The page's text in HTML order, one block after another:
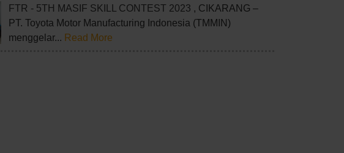
FTR - 5TH MASIF SKILL CONTEST 2023 , CIKARANG –
PT. Toyota Motor Manufacturing Indonesia (TMMIN)
menggelar... Read More